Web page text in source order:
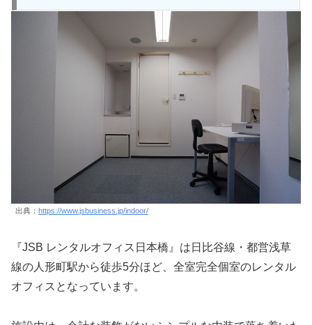
出典： https://www.jsbusiness.jp/indoor/
『JSB レンタルオフィス日本橋』は日比谷線・都営浅草
線の人形町駅から徒歩5分ほど、全室完全個室のレンタル
オフィスとなっています。